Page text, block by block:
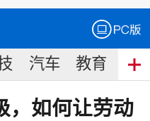
汽车 教育 食
，如何让劳动